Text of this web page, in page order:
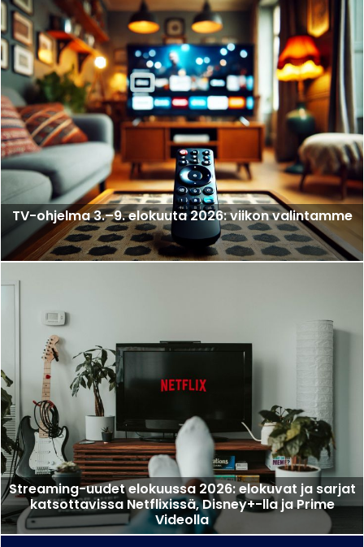
TV-ohjelma 3.–9. elokuuta 2026: viikon valintamme
Streaming-uudet elokuussa 2026: elokuvat ja sarjat
katsottavissa Netflixissä, Disney+-lla ja Prime
Videolla